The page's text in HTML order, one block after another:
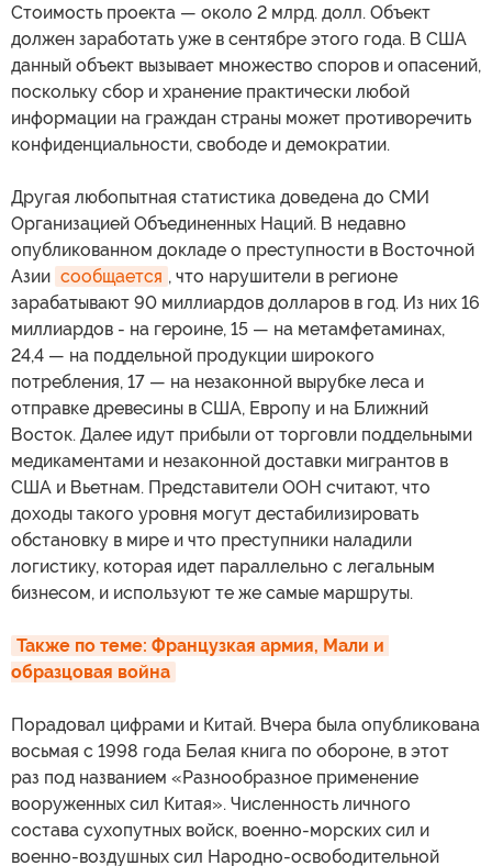
Стоимость проекта — около 2 млрд. долл. Объект
должен заработать уже в сентябре этого года. В США
данный объект вызывает множество споров и опасений,
поскольку сбор и хранение практически любой
информации на граждан страны может противоречить
конфиденциальности, свободе и демократии.
Другая любопытная статистика доведена до СМИ
Организацией Объединенных Наций. В недавно
опубликованном докладе о преступности в Восточной
Азии сообщается , что нарушители в регионе
зарабатывают 90 миллиардов долларов в год. Из них 16
миллиардов - на героине, 15 — на метамфетаминах,
24,4 — на поддельной продукции широкого
потребления, 17 — на незаконной вырубке леса и
отправке древесины в США, Европу и на Ближний
Восток. Далее идут прибыли от торговли поддельными
медикаментами и незаконной доставки мигрантов в
США и Вьетнам. Представители ООН считают, что
доходы такого уровня могут дестабилизировать
обстановку в мире и что преступники наладили
логистику, которая идет параллельно с легальным
бизнесом, и используют те же самые маршруты.
Также по теме: Французкая армия, Мали и
образцовая война
Порадовал цифрами и Китай. Вчера была опубликована
восьмая с 1998 года Белая книга по обороне, в этот
раз под названием «Разнообразное применение
вооруженных сил Китая». Численность личного
состава сухопутных войск, военно-морских сил и
военно-воздушных сил Народно-освободительной